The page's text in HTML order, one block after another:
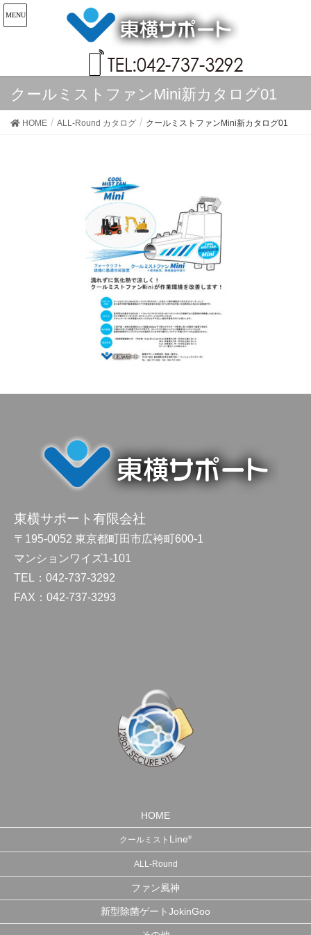
クールミストファンMini新カタログ01
HOME ALL-Round カタログ クールミストファンMini新カタログ01
東横サポート有限会社
〒195-0052 東京都町田市広袴町600-1
マンションワイズ1-101
TEL：042-737-3292
FAX：042-737-3293
HOME
クールミスト Line®
ALL-Round
ファン風神
新型除菌ゲートJokinGoo